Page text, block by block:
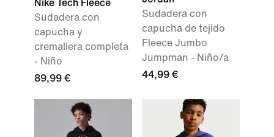
Nike Tech Fleece
Sudadera con
capucha y
cremallera completa
- Niño
89,99 €
Sudadera con
capucha de tejido
Fleece Jumbo
Jumpman - Niño/a
44,99 €